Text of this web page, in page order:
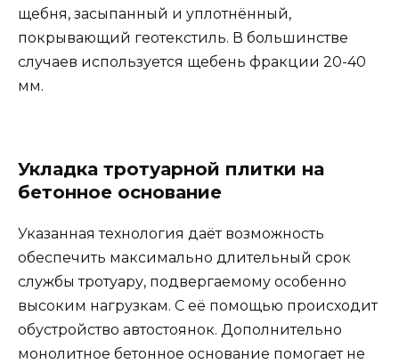
щебня, засыпанный и уплотнённый,
покрывающий геотекстиль. В большинстве
случаев используется щебень фракции 20-40
мм.
Укладка тротуарной плитки на
бетонное основание
Указанная технология даёт возможность
обеспечить максимально длительный срок
службы тротуару, подвергаемому особенно
высоким нагрузкам. С её помощью происходит
обустройство автостоянок. Дополнительно
монолитное бетонное основание помогает не